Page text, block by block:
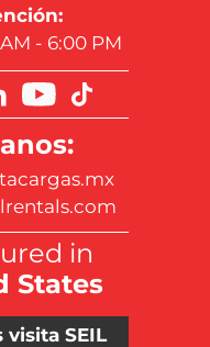
- 6:00 PM
in
States
visita SEIL